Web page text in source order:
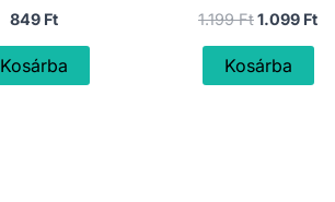
849 Ft
Kosárba
1.199FtOriginal
was:
1.199 Ft.
1.099 Ft
Kosárba